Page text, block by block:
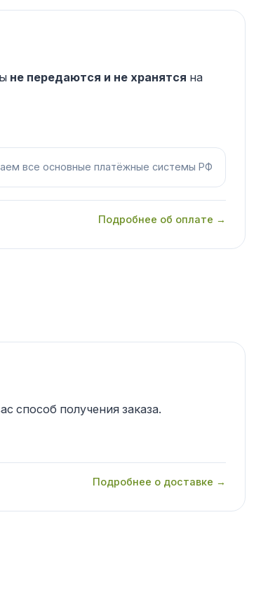
не передаются и не хранятся на
все основные платёжные системы РФ
Подробнее об оплате →
способ получения заказа.
Подробнее о доставке →